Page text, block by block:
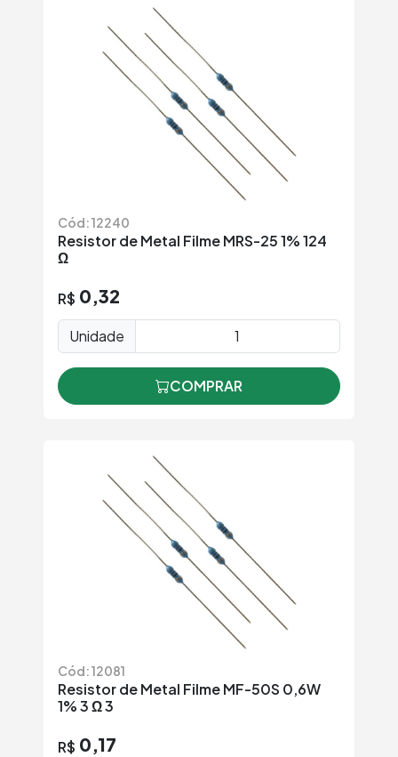
Cód: 12240
Resistor de Metal Filme MRS-25 1% 124
Ω
R$ 0,32
Unidade
COMPRAR
Cód: 12081
Resistor de Metal Filme MF-50S 0,6W
1% 3 Ω 3
R$ 0,17